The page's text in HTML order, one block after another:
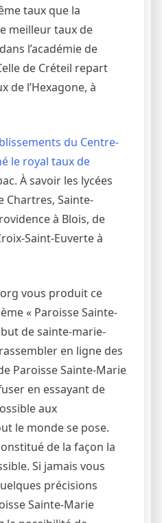
taux que la
meilleur taux de
l’académie de
de Créteil repart
de l’Hexagone, à
du Centre-
le royal taux de
À savoir les lycées
Chartres, Sainte-
à Blois, de
Saint-Euverte à
vous produit ce
« Paroisse Sainte-
but de sainte-marie-
en ligne des
Paroisse Sainte-Marie
en essayant de
aux
le monde se pose.
de la façon la
Si jamais vous
précisions
Sainte-Marie